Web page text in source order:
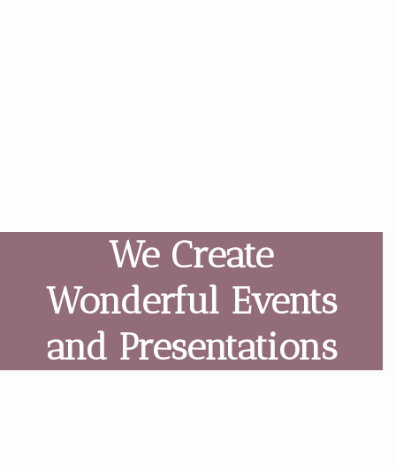
We Create
Wonderful Events
and Presentations